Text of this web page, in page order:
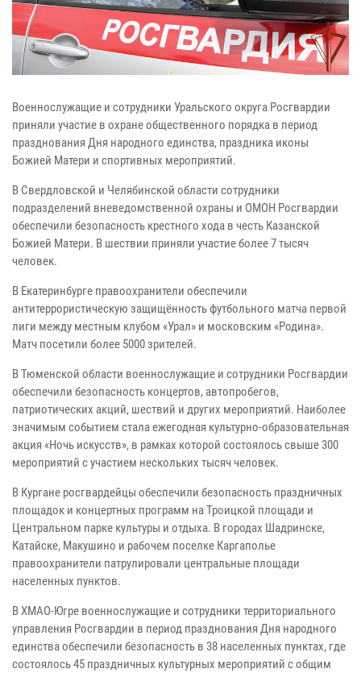
Военнослужащие и сотрудники Уральского округа Росгвардии
приняли участие в охране общественного порядка в период
празднования Дня народного единства, праздника иконы
Божией Матери и спортивных мероприятий.
В Свердловской и Челябинской области сотрудники
подразделений вневедомственной охраны и ОМОН Росгвардии
обеспечили безопасность крестного хода в честь Казанской
Божией Матери. В шествии приняли участие более 7 тысяч
человек.
В Екатеринбурге правоохранители обеспечили
антитеррористическую защищённость футбольного матча первой
лиги между местным клубом «Урал» и московским «Родина».
Матч посетили более 5000 зрителей.
В Тюменской области военнослужащие и сотрудники Росгвардии
обеспечили безопасность концертов, автопробегов,
патриотических акций, шествий и других мероприятий. Наиболее
значимым событием стала ежегодная культурно-образовательная
акция «Ночь искусств», в рамках которой состоялось свыше 300
мероприятий с участием нескольких тысяч человек.
В Кургане росгвардейцы обеспечили безопасность праздничных
площадок и концертных программ на Троицкой площади и
Центральном парке культуры и отдыха. В городах Шадринске,
Катайске, Макушино и рабочем поселке Каргаполье
правоохранители патрулировали центральные площади
населенных пунктов.
В ХМАО-Югре военнослужащие и сотрудники территориального
управления Росгвардии в период празднования Дня народного
единства обеспечили безопасность в 38 населенных пунктах, где
состоялось 45 праздничных культурных мероприятий с общим